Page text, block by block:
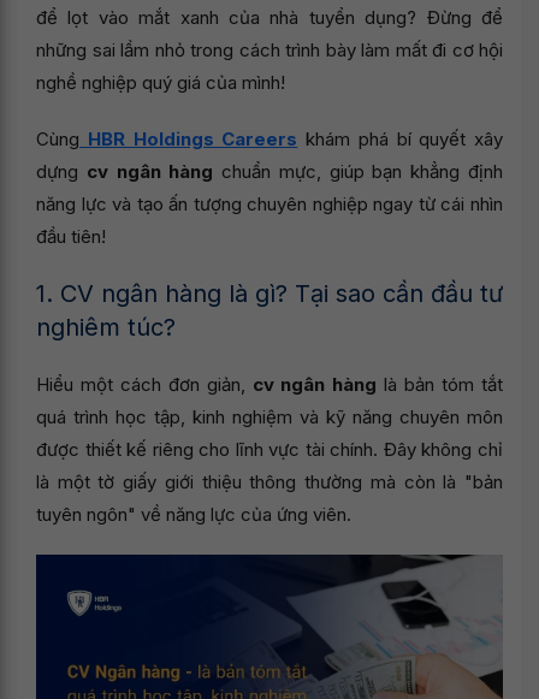
để lọt vào mắt xanh của nhà tuyển dụng? Đừng để
những sai lầm nhỏ trong cách trình bày làm mất đi cơ hội
nghề nghiệp quý giá của mình!
Cùng HBR Holdings Careers khám phá bí quyết xây
dựng cv ngân hàng chuẩn mực, giúp bạn khẳng định
năng lực và tạo ấn tượng chuyên nghiệp ngay từ cái nhìn
đầu tiên!
1. CV ngân hàng là gì? Tại sao cần đầu tư
nghiêm túc?
Hiểu một cách đơn giản, cv ngân hàng là bản tóm tắt
quá trình học tập, kinh nghiệm và kỹ năng chuyên môn
được thiết kế riêng cho lĩnh vực tài chính. Đây không chỉ
là một tờ giấy giới thiệu thông thường mà còn là "bản
tuyên ngôn" về năng lực của ứng viên.